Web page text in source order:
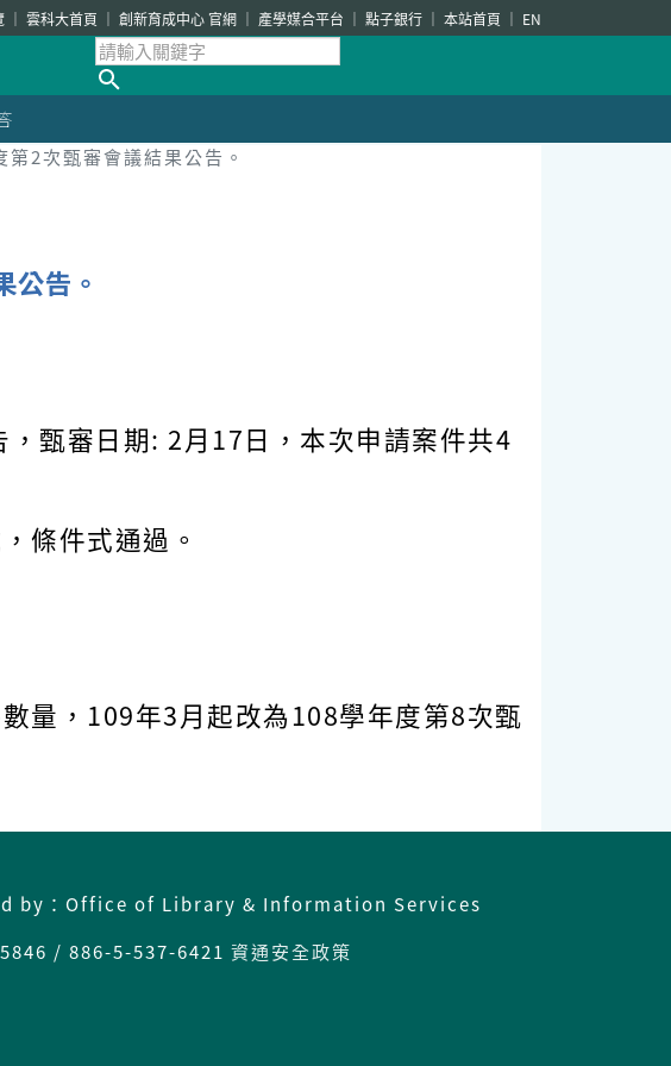
雲科大首頁 創新育成中心 官網 產學媒合平台 點子銀行 本站首頁 EN
2次甄審會議結果公告。
公告。
甄審日期: 2月17日，本次申請案件共4
條件式通過。
量，109年3月起改為108學年度第8次甄
by：Office of Library & Information Services
/ 886-5-537-6421 資通安全政策